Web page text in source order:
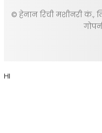
© हेनान रिची मशीनरी कं.,
HI